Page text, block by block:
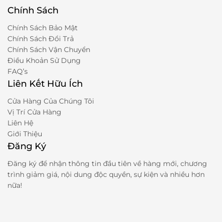
Chính Sách
Chính Sách Bảo Mật
Chính Sách Đổi Trả
Chính Sách Vận Chuyển
Điều Khoản Sử Dụng
FAQ’s
Liên Kết Hữu Ích
Cửa Hàng Của Chúng Tôi
Vị Trí Cửa Hàng
Liên Hệ
Giới Thiệu
Đăng Ký
Đăng ký để nhận thông tin đầu tiên về hàng mới, chương
trình giảm giá, nội dung độc quyền, sự kiện và nhiều hơn
nữa!